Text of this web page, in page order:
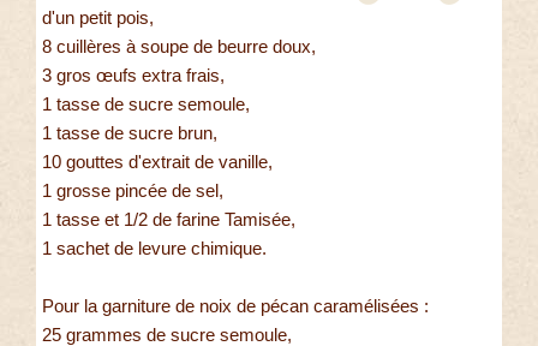
d'un petit pois,
8 cuillères à soupe de beurre doux,
3 gros œufs extra frais,
1 tasse de sucre semoule,
1 tasse de sucre brun,
10 gouttes d'extrait de vanille,
1 grosse pincée de sel,
1 tasse et 1/2 de farine Tamisée,
1 sachet de levure chimique.
Pour la garniture de noix de pécan caramélisées :
25 grammes de sucre semoule,